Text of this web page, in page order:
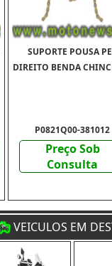
SUPORTE POUSA
DIREITO BENDA
P0821Q00-381012
Preço Sob
Consulta
VEICULOS EM